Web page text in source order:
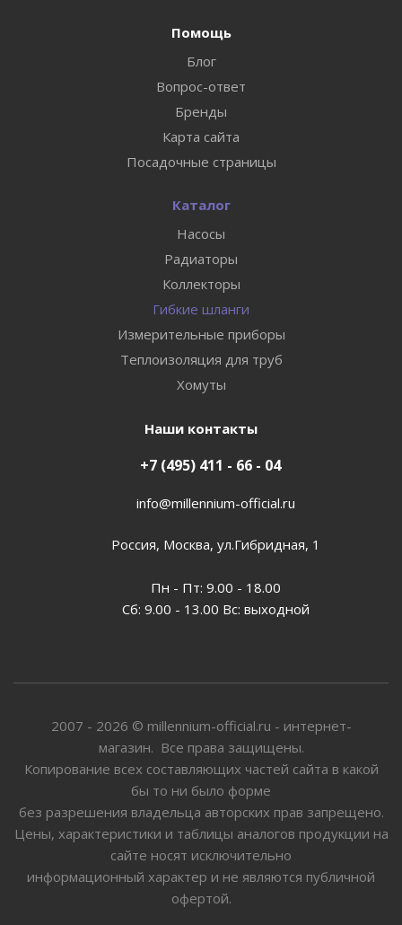
Помощь
Блог
Вопрос-ответ
Бренды
Карта сайта
Посадочные страницы
Каталог
Насосы
Радиаторы
Коллекторы
Гибкие шланги
Измерительные приборы
Теплоизоляция для труб
Хомуты
Наши контакты
+7 (495) 411 - 66 - 04
info@millennium-official.ru
Россия, Москва, ул.Гибридная, 1
Пн - Пт: 9.00 - 18.00
Сб: 9.00 - 13.00 Вс: выходной
2007 - 2026 © millennium-official.ru - интернет-
магазин. Все права защищены.
Копирование всех составляющих частей сайта в какой
бы то ни было форме
без разрешения владельца авторских прав запрещено.
Цены, характеристики и таблицы аналогов продукции на
сайте носят исключительно
информационный характер и не являются публичной
офертой.